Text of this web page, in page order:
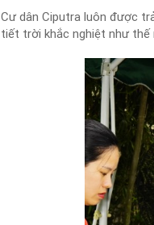
Cư dân Ciputra luôn được
tiết trời khắc nghiệt như thế